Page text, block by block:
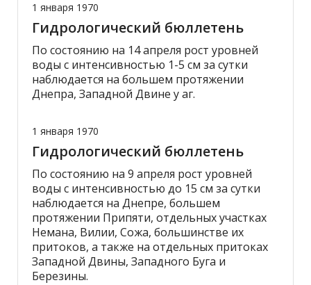
1 января 1970
Гидрологический бюллетень
По состоянию на 14 апреля рост уровней
воды с интенсивностью 1-5 см за сутки
наблюдается на большем протяжении
Днепра, Западной Двине у аг.
1 января 1970
Гидрологический бюллетень
По состоянию на 9 апреля рост уровней
воды с интенсивностью до 15 см за сутки
наблюдается на Днепре, большем
протяжении Припяти, отдельных участках
Немана, Вилии, Сожа, большинстве их
притоков, а также на отдельных притоках
Западной Двины, Западного Буга и
Березины.